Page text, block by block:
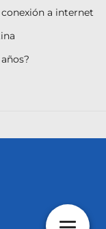
a internet